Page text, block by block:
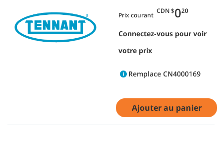
Prix courant
CDN $020
Connectez-vous pour voir
votre prix
Remplace CN4000169
Ajouter au panier